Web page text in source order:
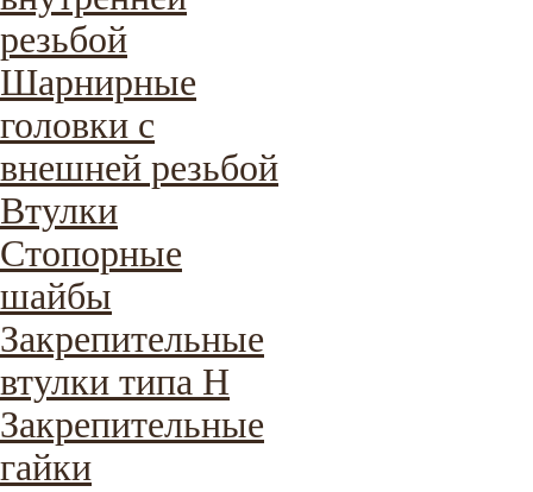
резьбой
Шарнирные
головки с
внешней резьбой
Втулки
Стопорные
шайбы
Закрепительные
втулки типа H
Закрепительные
гайки